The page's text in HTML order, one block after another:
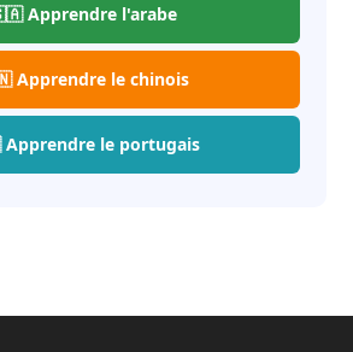
Apprendre l'arabe
Apprendre le chinois
le portugais